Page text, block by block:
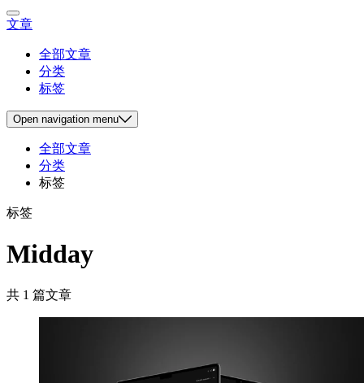
文章
全部文章
分类
标签
Open navigation menu
全部文章
分类
标签
标签
Midday
共 1 篇文章